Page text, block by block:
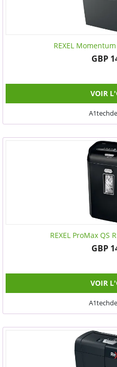
REXEL
GBP
VOIR
REXEL ProMax QS
GBP
VOIR